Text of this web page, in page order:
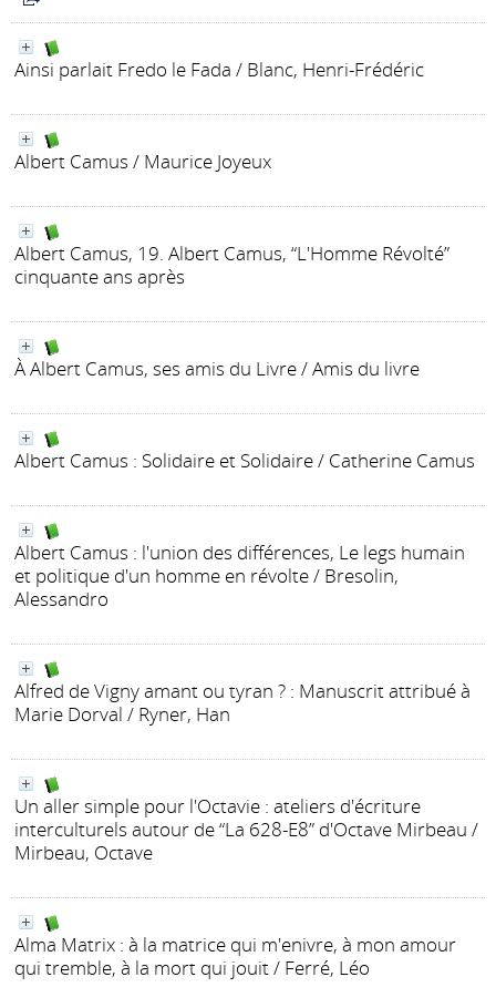
Ainsi parlait Fredo le Fada / Blanc, Henri-Frédéric
Albert Camus / Maurice Joyeux
Albert Camus, 19. Albert Camus, “L'Homme Révolté”
cinquante ans après
À Albert Camus, ses amis du Livre/ Amis du livre
Albert Camus : Solidaire et Solidaire/ Catherine Camus
Albert Camus : l'union des différences, Le legs humain
et politique d'un homme en révolte/ Bresolin,
Alessandro
Alfred de Vigny amant ou tyran ? : Manuscrit attribué à
Marie Dorval / Ryner, Han
Un aller simple pour l'Octavie : ateliers d'écriture
interculturels autour de “La 628-E8” d'Octave Mirbeau /
Mirbeau, Octave
Alma Matrix : à la matrice qui m'enivre, à mon amour
qui tremble, à la mort qui jouit/ Ferré, Léo